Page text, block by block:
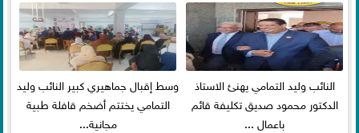
النائب وليد التمامي يهنئ الاستاذ
الدكتور محمود صديق تكليفة قائم
باعمال ...
وسط إقبال جماهيري كبير النائب وليد
التمامي يختتم أضخم قافلة طبية
مجانية...